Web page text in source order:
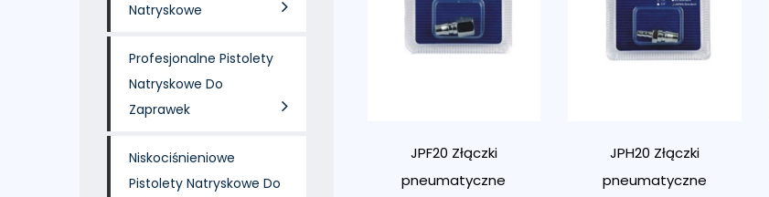
Natryskowe
Profesjonalne Pistolety
Natryskowe Do
Zaprawek
Niskociśnieniowe
Pistolety Natryskowe Do
JPF20 Złączki
pneumatyczne
JPH20 Złączki
pneumatyczne